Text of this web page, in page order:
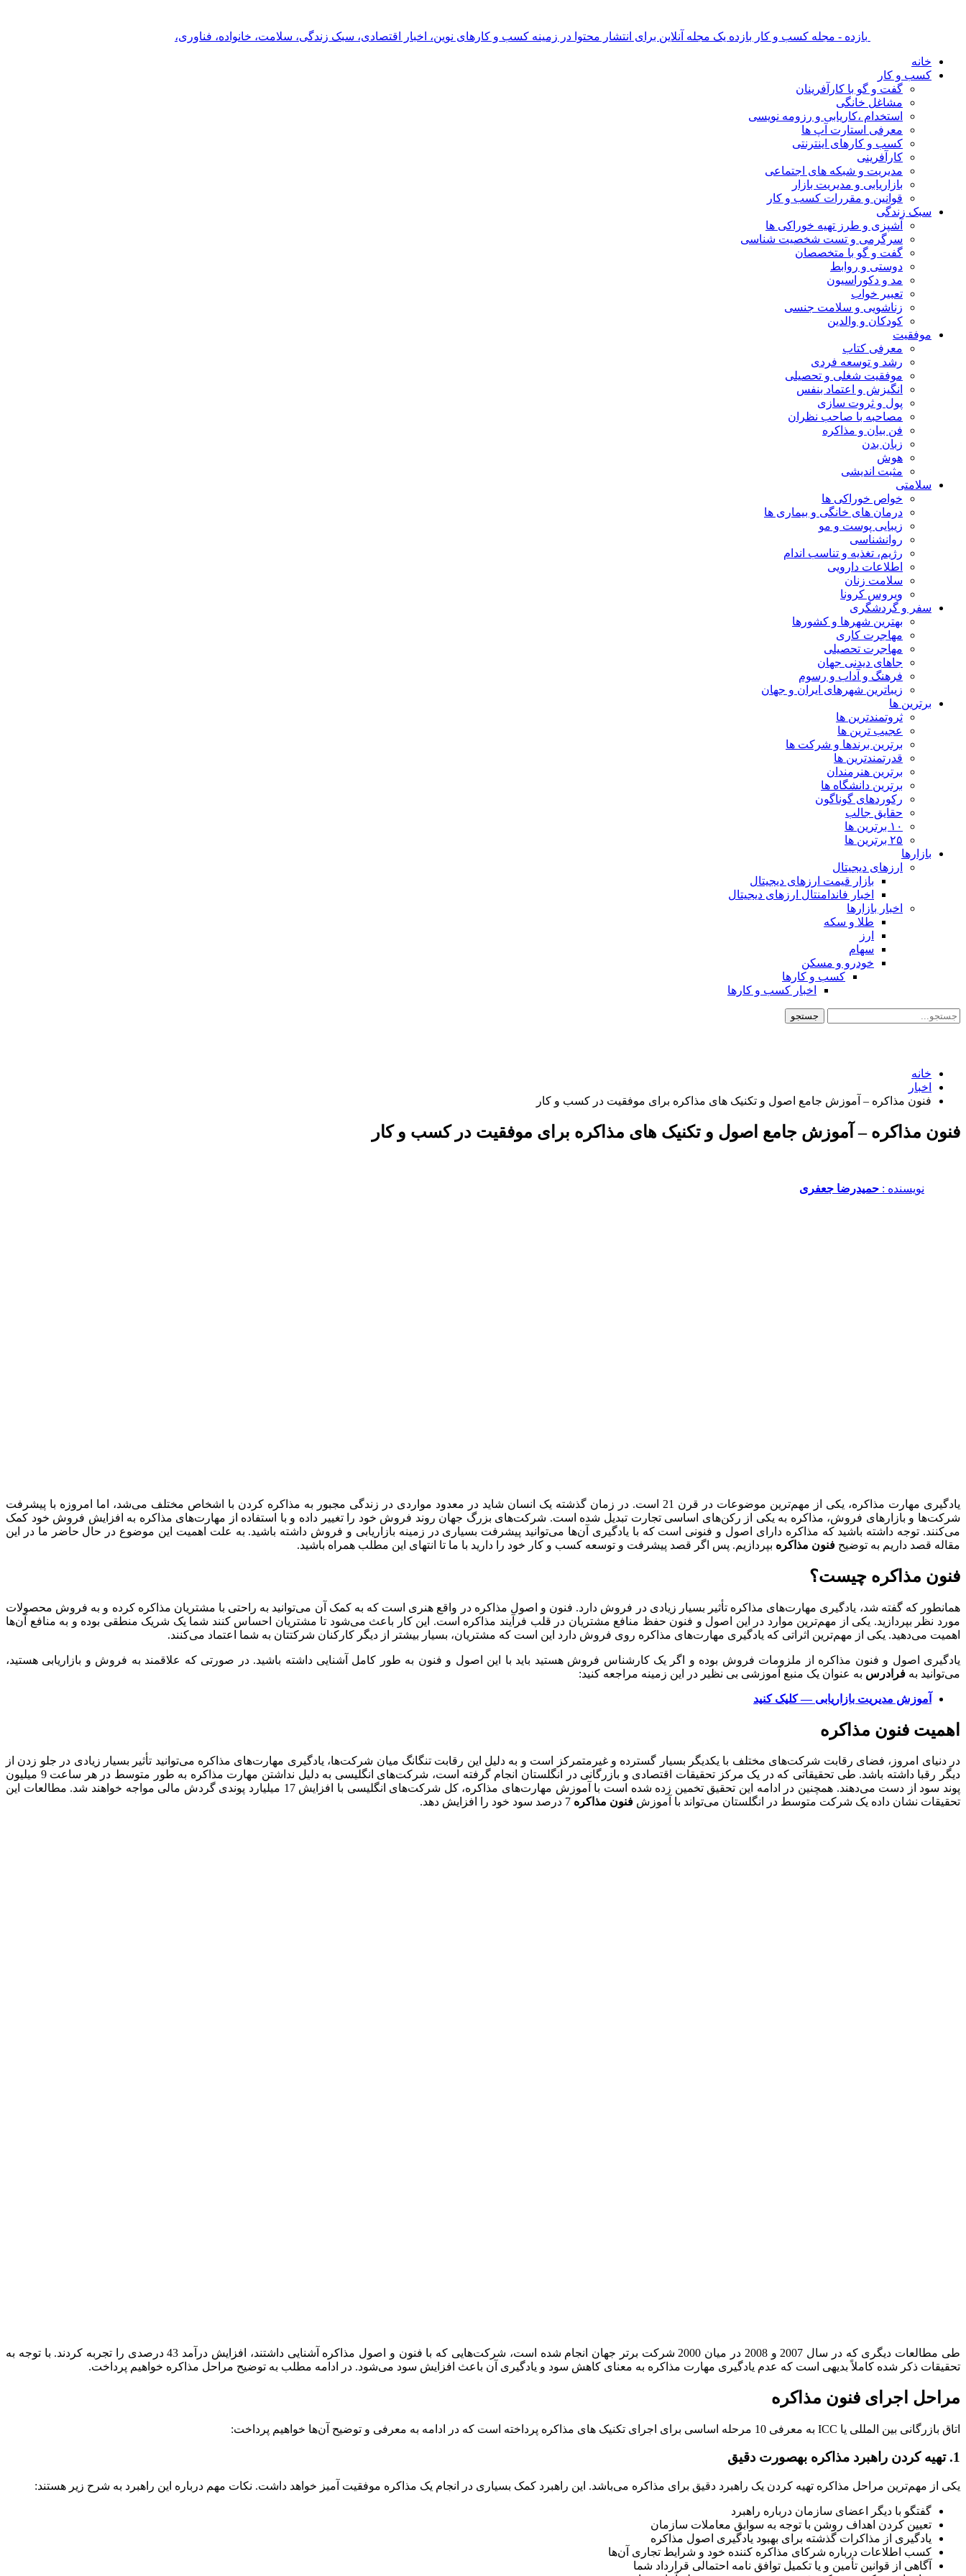
بازده - مجله کسب و کار بازده یک مجله آنلاین برای انتشار محتوا در زمینه کسب و کارهای نوین، اخبار اقتصادی، سبک زندگی، سلامت، خانواده، فناوری،
خانه
کسب و کار
گفت و گو با کارآفرینان
مشاغل خانگی
استخدام ،کاریابی و رزومه نویسی
معرفی استارت آپ ها
کسب و کارهای اینترنتی
کارآفرینی
مدیریت و شبکه های اجتماعی
بازاریابی و مدیریت بازار
قوانین و مقررات کسب و کار
سبک زندگی
آشپزی و طرز تهیه خوراکی ها
سرگرمی و تست شخصیت شناسی
گفت و گو با متخصصان
دوستی و روابط
مد و دکوراسیون
تعبیر خواب
زناشویی و سلامت جنسی
کودکان و والدین
موفقیت
معرفی کتاب
رشد و توسعه فردی
موفقیت شغلی و تحصیلی
انگیزش و اعتماد بنفس
پول و ثروت سازی
مصاحبه با صاحب نظران
فن بیان و مذاکره
زبان بدن
هوش
مثبت اندیشی
سلامتی
خواص خوراکی ها
درمان های خانگی و بیماری ها
زیبایی پوست و مو
روانشناسی
رژیم، تغذیه و تناسب اندام
اطلاعات دارویی
سلامت زنان
ویروس کرونا
سفر و گردشگری
بهترین شهرها و کشورها
مهاجرت کاری
مهاجرت تحصیلی
جاهای دیدنی جهان
فرهنگ و آداب و رسوم
زیباترین شهرهای ایران و جهان
برترین ها
ثروتمندترین ها
عجیب ترین ها
برترین برندها و شرکت ها
قدرتمندترین ها
برترین هنرمندان
برترین دانشگاه ها
رکوردهای گوناگون
حقایق جالب
۱۰ برترین ها
۲۵ برترین ها
بازارها
ارزهای دیجیتال
بازار قیمت ارزهای دیجیتال
اخبار فاندامنتال ارزهای دیجیتال
اخبار بازارها
طلا و سکه
ارز
سهام
خودرو و مسکن
کسب و کارها
اخبار کسب و کارها
خانه
اخبار
فنون مذاکره – آموزش جامع اصول و تکنیک های مذاکره برای موفقیت در کسب و کار
فنون مذاکره – آموزش جامع اصول و تکنیک های مذاکره برای موفقیت در کسب و کار
نویسنده :‌ حمیدرضا جعفری
یادگیری مهارت مذاکره، یکی از مهم‌ترین موضوعات در قرن 21 است. در زمان گذشته یک انسان شاید در معدود مواردی در زندگی مجبور به مذاکره کردن با اشخاص مختلف می‌شد، اما امروزه با پیشرفت
شرکت‌ها و بازارهای فروش، مذاکره به یکی از رکن‌های اساسی تجارت تبدیل شده است. شرکت‌های بزرگ جهان روند فروش خود را تغییر داده و با استفاده از مهارت‌های مذاکره به افزایش فروش خود کمک
می‌کنند. توجه داشته باشید که مذاکره دارای اصول و فنونی است که با یادگیری آن‌ها می‌توانید پیشرفت بسیاری در زمینه بازاریابی و فروش داشته باشید. به علت اهمیت این موضوع در حال حاضر ما در این
مقاله قصد داریم به توضیح فنون مذاکره بپردازیم. پس اگر قصد پیشرفت و توسعه کسب و کار خود را دارید با ما تا انتهای این مطلب همراه باشید.
فنون مذاکره چیست؟
همانطور که گفته شد، یادگیری مهارت‌های مذاکره تأثیر بسیار زیادی در فروش دارد. فنون و اصول مذاکره در واقع هنری است که به کمک آن می‌توانید به راحتی با مشتریان مذاکره کرده و به فروش محصولات
مورد نظر بپردازید. یکی از مهم‌ترین موارد در این اصول و فنون حفظ منافع مشتریان در قلب فرآیند مذاکره است. این کار باعث می‌شود تا مشتریان احساس کنند شما یک شریک منطقی بوده و به منافع آن‌ها
اهمیت می‌دهید. یکی از مهم‌ترین اثراتی که یادگیری مهارت‌های مذاکره روی فروش دارد این است که مشتریان، بسیار بیشتر از دیگر کارکنان شرکتتان به شما اعتماد می‌کنند.
یادگیری اصول و فنون مذاکره از ملزومات فروش بوده و اگر یک کارشناس فروش هستید باید با این اصول و فنون به طور کامل آشنایی داشته باشید. در صورتی که علاقمند به فروش و بازاریابی هستید،
می‌توانید به فرادرس به عنوان یک منبع آموزشی بی نظیر در این زمینه مراجعه کنید:
آموزش مدیریت بازاریابی — کلیک کنید
اهمیت فنون مذاکره
در دنیای امروز، فضای رقابت شرکت‌های مختلف با یکدیگر بسیار گسترده و غیرمتمرکز است و به دلیل این رقابت تنگانگ میان شرکت‌ها، یادگیری مهارت‌های مذاکره می‌توانید تأثیر بسیار زیادی در جلو زدن از
دیگر رقبا داشته باشد. طی تحقیقاتی که در یک مرکز تحقیقات اقتصادی و بازرگانی در انگلستان انجام گرفته است، شرکت‌های انگلیسی به دلیل نداشتن مهارت مذاکره به طور متوسط در هر ساعت 9 میلیون
پوند سود از دست می‌دهند. همچنین در ادامه این تحقیق تخمین زده شده است با آموزش مهارت‌های مذاکره، کل شرکت‌های انگلیسی با افزایش 17 میلیارد پوندی گردش مالی مواجه خواهند شد. مطالعات این
تحقیقات نشان داده یک شرکت متوسط در انگلستان می‌تواند با آموزش فنون مذاکره
طی مطالعات دیگری که در سال 2007 و 2008 در میان 2000 شرکت برتر جهان انجام شده است، شرکت‌هایی که با فنون و اصول مذاکره آشنایی داشتند، افزایش درآمد 43 درصدی را تجربه کردند. با توجه به
تحقیقات ذکر شده کاملاً بدیهی است که عدم یادگیری مهارت مذاکره به معنای کاهش سود و یادگیری آن باعث افزایش سود می‌شود. در ادامه مطلب به توضیح مراحل مذاکره خواهیم پرداخت.
مراحل اجرای فنون مذاکره
اتاق بازرگانی بین المللی یا ICC به معرفی 10 مرحله اساسی برای اجرای تکنیک های مذاکره پرداخته است که در ادامه به معرفی و توضیح آن‌ها خواهیم پرداخت:
1. تهیه کردن راهبرد مذاکره بهصورت دقیق
یکی از مهم‌ترین مراحل مذاکره تهیه کردن یک راهبرد دقیق برای مذاکره می‌باشد. این راهبرد کمک بسیاری در انجام یک مذاکره موفقیت آمیز خواهد داشت. نکات مهم درباره این راهبرد به شرح زیر هستند:
گفتگو با دیگر اعضای سازمان درباره راهبرد
تعیین کردن اهداف روشن با توجه به سوابق معاملات سازمان
یادگیری از مذاکرات گذشته برای بهبود یادگیری اصول مذاکره
کسب اطلاعات درباره شرکای مذاکره کننده خود و شرایط تجاری آن‌ها
آگاهی از قوانین تأمین و یا تکمیل توافق نامه احتمالی قرارداد شما